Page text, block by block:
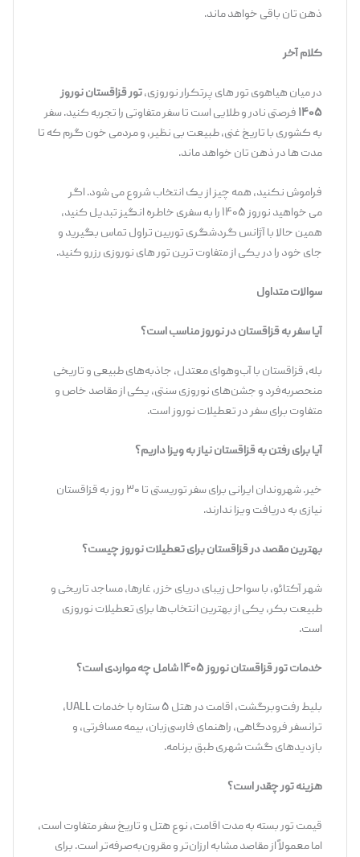
ذهن‌ تان باقی خواهد ماند.
کلام آخر
در میان هیاهوی تور های پرتکرار نوروزی،تور قزاقستان نوروز
فرصتی نادر و طلایی است تا سفر متفاوتی را تجربه کنید. سفر
به کشوری با تاریخ غنی، طبیعت بی ‌نظیر، و مردمی خون‌ گرم که تا
مدت ‌ها در ذهن ‌تان خواهد ماند.
فراموش نکنید، همه چیز از یک انتخاب شروع می‌ شود. اگر
می ‌خواهید نوروز ۱۴۰۵ را به سفری خاطره ‌انگیز تبدیل کنید،
همین حالا با آژانس گردشگری توربین تراول تماس بگیرید و
جای خود را در یکی از متفاوت ‌ترین تور های نوروزی رزرو کنید.
سوالات متداول
آیا سفر به قزاقستان در نوروز مناسب است؟
بله، قزاقستان با آب‌وهوای معتدل، جاذبه‌های طبیعی و تاریخی
منحصربه‌فرد و جشن‌های نوروزی سنتی، یکی از مقاصد خاص و
متفاوت برای سفر در تعطیلات نوروز است.
آیا برای رفتن به قزاقستان نیاز به ویزا داریم؟
خیر. شهروندان ایرانی برای سفر توریستی تا ۳۰ روز به قزاقستان
نیازی به دریافت ویزا ندارند.
بهترین مقصد در قزاقستان برای تعطیلات نوروز چیست؟
شهر آکتائو، با سواحل زیبای دریای خزر، غارها، مساجد تاریخی و
طبیعت بکر، یکی از بهترین انتخاب‌ها برای تعطیلات نوروزی
خدمات تور قزاقستان نوروز ۱۴۰۵ شامل چه مواردی است؟
بلیط رفت‌وبرگشت، اقامت در هتل ۵ ستاره با خدمات UALL،
ترانسفر فرودگاهی، راهنمای فارسی‌زبان، بیمه مسافرتی، و
بازدیدهای گشت شهری طبق برنامه.
هزینه تور چقدر است؟
قیمت تور بسته به مدت اقامت، نوع هتل و تاریخ سفر متفاوت است،
اما معمولاً از مقاصد مشابه ارزان‌تر و مقرون‌به‌صرفه‌تر است. برای